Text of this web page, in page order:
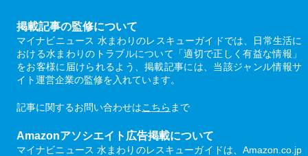
掲載記事の監修について
マイナビニュース 水まわりのレスキューガイドでは、日常生活に
おける水まわりのトラブルについて「適切で正しく有益な情報」
をお客様に届けられるよう、掲載記事には、当該ジャンル情報サ
イト運営企業の監修を入れています。
記事に関するお問い合わせはこちら まで
Amazonアソシエイト広告掲載について
マイナビニュース 水まわりのレスキューガイドは、Amazon.co.jp